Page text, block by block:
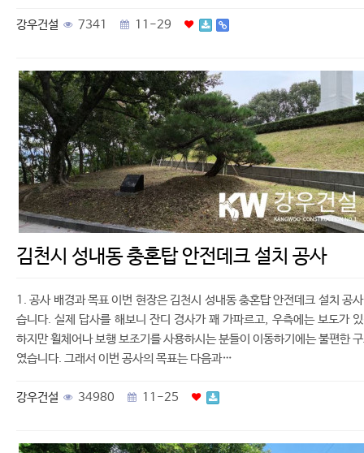
강우건설 7341 11-29
김천시 성내동 충혼탑 안전데크 설치 공사
1. 공사 배경과 목표 이번 현장은 김천시 성내동 충혼탑 안전데크 설치 공
습니다. 실제 답사를 해보니 잔디 경사가 꽤 가파르고, 우측에는 보도가
하지만 휠체어나 보행 보조기를 사용하시는 분들이 이동하기에는 불편한
였습니다. 그래서 이번 공사의 목표는 다음과…
강우건설 34980 11-25